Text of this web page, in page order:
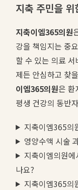
지축 주민을
지축이엠365의원
강을 책임지는 중
할 수 있는 의료
제든 안심하고 찾
이엠365의원은 환
평생 건강의 동반
지축이엠365의
영양수액 시술
지축이엠의원
나요?
지축이엠365의